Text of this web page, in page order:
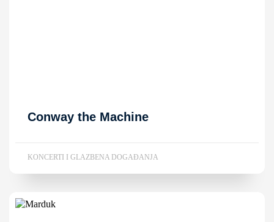
Conway the Machine
KONCERTI I GLAZBENA DOGAĐANJA